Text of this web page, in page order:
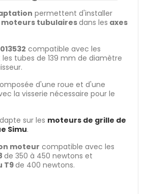
permettent d'installer
moteurs tubulairesdans les axes
compatible avec les
les tubes de 139 mm de diamètre
d'une roue et d'une
la visserie nécessaire pour le
sur les moteurs de grille de
Simu.
moteur compatible avec les
de 350 à 450 newtons et
T9de 400 newtons.